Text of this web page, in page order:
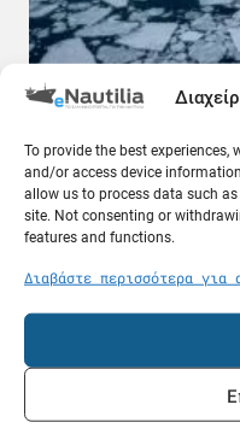
To provide the best experiences,
and/or access device
allow us to process data such
site. Not consenting or
features and functions.
Διαβάστε περισσότερα για
Επτά κινεζικά
08.08.26
Κόσμος